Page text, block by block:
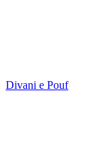
Divani e Pouf